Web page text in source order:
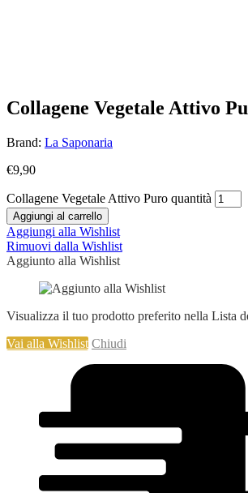
Collagene Vegetale Attivo
Brand: La Saponaria
€9,90
Collagene Vegetale Attivo Puro quantità
Aggiungi al carrello
Aggiungi alla Wishlist
Rimuovi dalla Wishlist
Aggiunto alla Wishlist
Visualizza il tuo prodotto preferito nella Lista
Vai alla Wishlist Chiudi